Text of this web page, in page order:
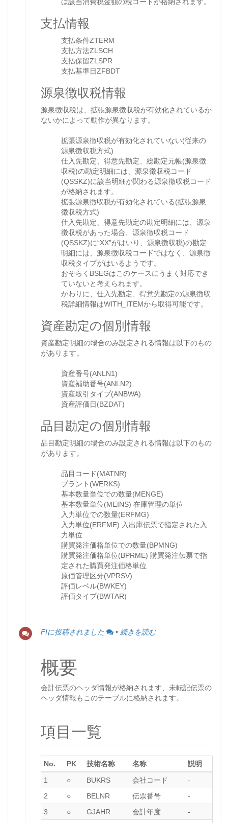
支払情報
支払条件ZTERM
支払方法ZLSCH
支払保留ZLSPR
支払基準日ZFBDT
源泉徴収税情報
源泉徴収税は、拡張源泉徴収税が有効化されているか
ないかによって動作が異なります。
拡張源泉徴収税が有効化されていない(従来の
源泉徴収税方式)
仕入先勘定、得意先勘定、総勘定元帳(源泉徴
収税)の勘定明細には、源泉徴収税コード
(QSSKZ)に該当明細が関わる源泉徴収税コード
が格納されます。
拡張源泉徴収税が有効化されている(拡張源泉
徴収税方式)
仕入先勘定、得意先勘定の勘定明細には、源泉
徴収税があった場合、源泉徴収税コード
(QSSKZ)に“XX”がはいり、源泉徴収税)の勘定
明細には、源泉徴収税コードではなく、源泉徴
収税タイプがはいるようです。
おそらくBSEGはこのケースにうまく対応でき
ていないと考えられます。
かわりに、仕入先勘定、得意先勘定の源泉徴収
税詳細情報はWITH_ITEMから取得可能です。
資産勘定の個別情報
資産勘定明細の場合のみ設定される情報は以下のもの
があります。
資産番号(ANLN1)
資産補助番号(ANLN2)
資産取引タイプ(ANBWA)
資産評価日(BZDAT)
品目勘定の個別情報
品目勘定明細の場合のみ設定される情報は以下のもの
があります。
品目コード(MATNR)
プラント(WERKS)
基本数量単位での数量(MENGE)
基本数量単位(MEINS) 在庫管理の単位
入力単位での数量(ERFMG)
入力単位(ERFME) 入出庫伝票で指定された入
力単位
購買発注価格単位での数量(BPMNG)
購買発注価格単位(BPRME) 購買発注伝票で指
定された購買発注価格単位
原価管理区分(VPRSV)
評価レベル(BWKEY)
評価タイプ(BWTAR)
FIに投稿されました • 続きを読む
概要
会計伝票のヘッダ情報が格納されます、未転記伝票の
ヘッダ情報もこのテーブルに格納されます。
項目一覧
No. PK 技術名称 名称
説明
1
○ BUKRS 会社コード
-
2
○ BELNR 伝票番号
-
3
○ GJAHR 会計年度
-